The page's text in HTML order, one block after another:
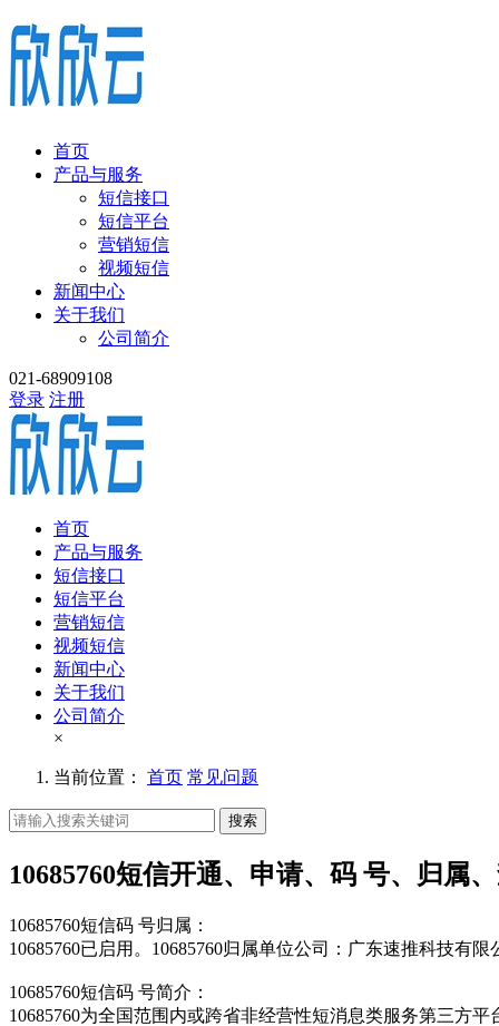
首页
产品与服务
短信接口
短信平台
营销短信
视频短信
新闻中心
关于我们
公司简介
021-68909108
登录 注册
首页
产品与服务
短信接口
短信平台
营销短信
视频短信
新闻中心
关于我们
公司简介
×
当前位置： 首页 常见问题
搜索
10685760短信开通、申请、码 号、归属
10685760短信码 号归属：
10685760已启用。10685760归属单位公司：广东速推科技有限
10685760短信码 号简介：
10685760为全国范围内或跨省非经营性短消息类服务第三方